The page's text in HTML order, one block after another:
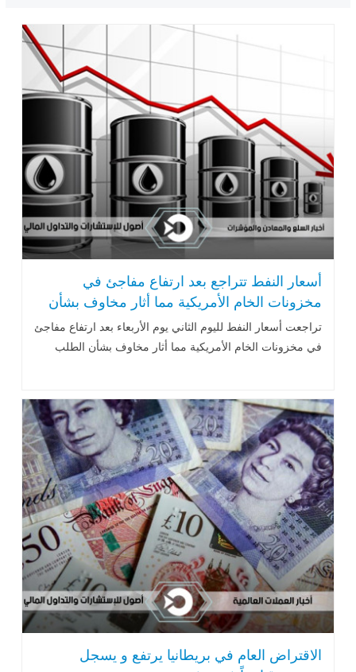
أسعار النفط تتراجع بعد ارتفاع مفاجئ في
مخزونات الخام الأمريكية مما أثار مخاوف بشأن
الطلب
تراجعت أسعار النفط لليوم الثاني يوم الأربعاء بعد ارتفاع مفاجئ
في مخزونات الخام الأمريكية مما أثار مخاوف بشأن الطلب
الاقتراض العام في بريطانيا يرتفع و يسجل